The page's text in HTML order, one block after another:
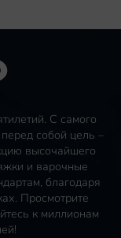
С самого
собой цель –
высочайшего
и варочные
благодаря
Просмотрите
к миллионам